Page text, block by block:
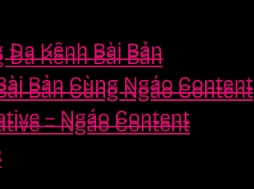
Kênh Bài Bản
Bản Cùng Ngáo Content
– Ngáo Content
Kênh Bài Bản
Bản Cùng Ngáo Content
– Ngáo Content